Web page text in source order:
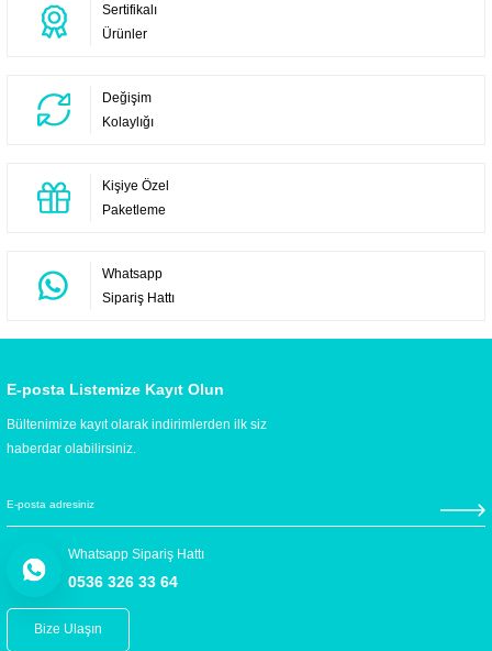
Sertifikalı
Ürünler
Değişim
Kolaylığı
Kişiye Özel
Paketleme
Whatsapp
Sipariş Hattı
E-posta Listemize Kayıt Olun
Bültenimize kayıt olarak indirimlerden ilk siz
haberdar olabilirsiniz.
Whatsapp Sipariş Hattı
0536 326 33 64
Bize Ulaşın